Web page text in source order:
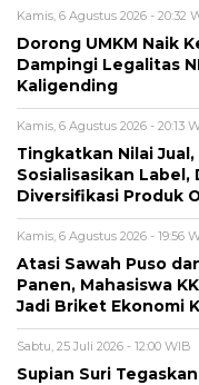
Kamis, 6 Agustus 2026 - 20:32
Dorong UMKM Naik
Dampingi Legalitas
Kaligending
Kamis, 6 Agustus 2026 - 20:13
Tingkatkan Nilai Jual,
Sosialisasikan Label,
Diversifikasi Produk
Kamis, 6 Agustus 2026 - 19:56
Atasi Sawah Puso
Panen, Mahasiswa
Jadi Briket Ekonomi
Sabtu, 25 Juli 2026 - 12:00 WIB
Supian Suri